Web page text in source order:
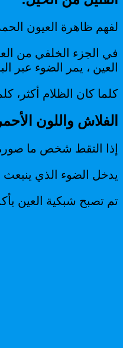
لفهم ظاهرة العيون
في الجزء الخلفي من
العين ، يمر الضوء عبر
كلما كان الظلام أكثر،
الفلاش واللون
إذا التقط شخص ما
يدخل الضوء الذي ينبعث
تم تصبح شبكية العين